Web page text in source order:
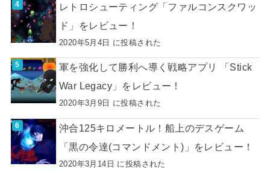
レトロシューティング「ファルコンスクワッ
ド」をレビュー！
2020年5月4日 に投稿された
軍を強化して勝利へ導く戦略アプリ 「Stick
War Legacy」をレビュー！
2020年3月9日 に投稿された
沖合125キロメートル！船上のデスゲーム
「黒の令達(コマンドメント)」をレビュー！
2020年3月14日 に投稿された